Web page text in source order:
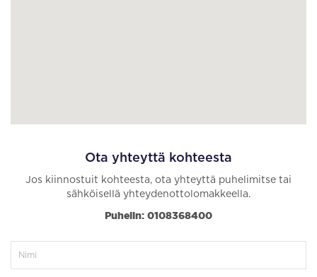
Ota yhteyttä kohteesta
Jos kiinnostuit kohteesta, ota yhteyttä puhelimitse tai
sähköisellä yhteydenottolomakkeella.
Puhelin: 0108368400